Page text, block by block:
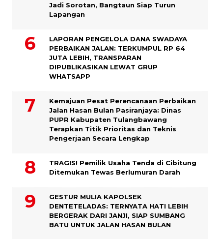
Jadi Sorotan, Bangtaun Siap Turun
Lapangan
LAPORAN PENGELOLA DANA SWADAYA
PERBAIKAN JALAN: TERKUMPUL RP 64
JUTA LEBIH, TRANSPARAN
DIPUBLIKASIKAN LEWAT GRUP
WHATSAPP
Kemajuan Pesat Perencanaan Perbaikan
Jalan Hasan Bulan Pasiranjaya: Dinas
PUPR Kabupaten Tulangbawang
Terapkan Titik Prioritas dan Teknis
Pengerjaan Secara Lengkap
TRAGIS! Pemilik Usaha Tenda di Cibitung
Ditemukan Tewas Berlumuran Darah
GESTUR MULIA KAPOLSEK
DENTETELADAS: TERNYATA HATI LEBIH
BERGERAK DARI JANJI, SIAP SUMBANG
BATU UNTUK JALAN HASAN BULAN